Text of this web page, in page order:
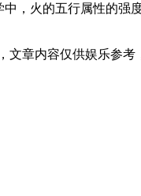
，火的五行属性的
文章内容仅供娱乐参考